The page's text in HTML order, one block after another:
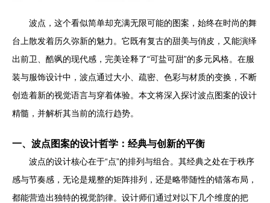
波点，这个看似简单却充满无限可能的图案，始终在时尚的舞
台上散发着历久弥新的魅力。它既有复古的甜美与俏皮，又能演绎
出前卫、酷飒的现代感，完美诠释了“可盐可甜”的多元风格。在服
装与服饰设计中，波点通过大小、疏密、色彩与材质的变换，不断
创造着新的视觉语言与穿着体验。本文将深入探讨波点图案的设计
精髓，并解析其当前的流行趋势。
一、波点图案的设计哲学：经典与创新的平衡
波点的设计核心在于“点”的排列与组合。其经典之处在于秩序
感与节奏感，无论是规整的矩阵排列，还是略带随性的错落布局，
都能营造出独特的视觉韵律。设计师们通过对以下几个维度的把